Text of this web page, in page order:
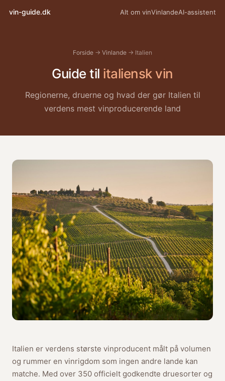
vin-guide.dk Alt om vinVinlandeAI-assistent
Forside → Vinlande → Italien
Guide til italiensk vin
Regionerne, druerne og hvad der gør Italien til
verdens mest vinproducerende land
Italien er verdens største vinproducent målt på volumen
og rummer en vinrigdom som ingen andre lande kan
matche. Med over 350 officielt godkendte druesorter og